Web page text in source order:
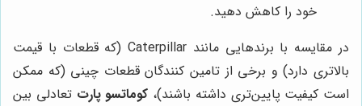
خود را کاهش دهید.
در مقایسه با برندهایی مانند Caterpillar (که قطعات با قیمت
بالاتری دارد) و برخی از تامین کنندگان قطعات چینی (که ممکن
است کیفیت پایین‌تری داشته باشند)، کوماتسو پارت تعادلی بین